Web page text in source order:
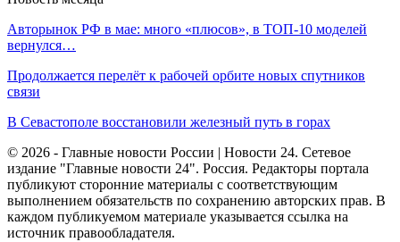
Авторынок РФ в мае: много «плюсов», в ТОП-10 моделей
вернулся…
Продолжается перелёт к рабочей орбите новых спутников
связи
В Севастополе восстановили железный путь в горах
© 2026 - Главные новости России | Новости 24. Сетевое
издание "Главные новости 24". Россия. Редакторы портала
публикуют сторонние материалы с соответствующим
выполнением обязательств по сохранению авторских прав. В
каждом публикуемом материале указывается ссылка на
источник правообладателя.